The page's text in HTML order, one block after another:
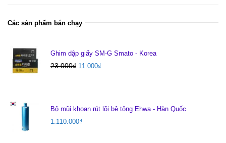
Các sản phẩm bán chạy
Ghim dập giấy SM-G Smato - Korea
23.000₫ 11.000₫
Bộ mũi khoan rút lõi bê tông Ehwa - Hàn Quốc
1.110.000₫